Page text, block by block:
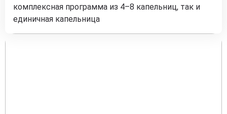
комплексная программа из 4–8 капельниц, так и
единичная капельница